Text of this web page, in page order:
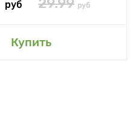
руб руб
Купить